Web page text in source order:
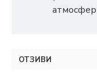
ОТЗИВИ